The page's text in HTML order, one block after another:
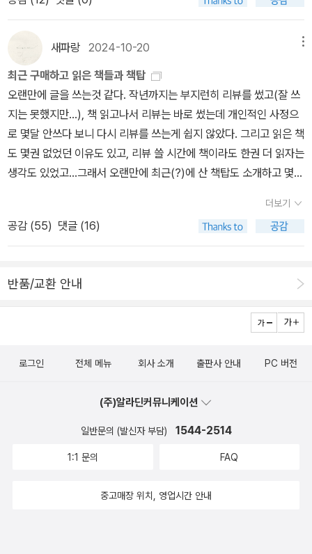
이웃들도 많이 놀라는 장면이 나온다. 설상가상으로 도난된 차량은
바퀴가 다 빠진 채 휠도 망가진 상태이고, 보험사 직원은 중요한 서류
를 잃어버리기도 당당하니 그야말로 빡치지 않을 재간이 있을까나 싶
었다. 외국에 살다보면 그렇게 억울한 일을 당했을 때 자신의 언어 실
력을 한탄하게 된다. 그 어이없는 보험사 직원이 인종차별을 한 건지,
아니면 원래 그렇게 무능력한 건지, 하루키의 영어 실력이 확실히 따
질 정도에서 조금 모자란 것인지 알 수는 없지만 그럴 때는 정말 모국
어로 성질을 부리지 못하는 게 서럽기만 하다. 내가 잘하는 모국어로
대차게 쌍욕을 퍼부어야 속이 시원할텐데 말이다. 마지막으로 여러번
가 고양이에 대한 애정이 얼마나 큰지 다시 한번 알 수 있는 계기였다.
그냥 길고양이인줄 알았던 제임스는 같은 집의 또 다른 세입자가 키
우는 고양이었고 한 동안 고타로가 보이지 않아서 걱정되었던 하루키
말에 놀라는 장면 또한 소소한 재미를 주었다. 그리고 하루키가 아주
오래전에 결혼하기 전부터 키웠던 고양이에 대한 소회는 마치 한 편
의 아주 짧은 소설 같았다. 그런 경험을 누구나 하기는 힘들 것 같다
지 생각되는 고양이와의 영험한 추억담이었다. '이렇게 작지만 확실
고 긴 시간을 인내해야 한다는 자명한 사실을 재미있고 유쾌한 에피
소드로 엮어낸 저자의 탁월함에 다시 한번 감탄하게 된다. '결국 구두
개인적인 '작지만 확실한 행복'을 찾기 위해서는 크든 작든 철저한 자
뒤에 마시는 시원한 맥주 같은 것이다. '그래, 바로 이 맛이야!' 하고 혼
이유로 1. 인구구성 : 자메이카 인구의 90%이상이 아프리카 혈통 2.
문화적 연대감 : 레게음악, 음식, 언어 등 3. 역사적 배경 : 영국 식민
지로 아프리카 이주 노예들에 의한 디아스포라 형성 등을 들고 있다.
나름 일리삼사가 있다는 생각이고...그리고 소생 생각에 아프리카, 자
메이카.... ~이카로 끝나는 단어의 유사성도 착각에 일조한 것이 아닌
가 생각했는데...... 아메리카도 ~이카로 끝나네......무슨 변명이 필요
하겠나 무관심과 무식이 죄라......
시도 만나보자. 이 책 기억해두자. 필립 카를 찾아보니 안나온다.
어쩔 수 없이 패스. 예를 들면 꾹 참고 격렬하게 운동을 한 뒤에 마시
는 차갑게 얼린 맥주 한 잔 같은 것이다. '그래, 바로 이 맛이야!' 하고
혼자 눈을 감고 자기도 모르는 새 중얼거리는 것 같은 즐거움, 그건 누
가 머래도 '작지만 확실한 행복'의 참된 맛이다. 그리고 그러한 '작지
만 확실한 행복' 이 없는 인생은 메마른 사막에 지나지 않는다고 나는
생각한다. -p123 작지만 확실한 행복을 맛보려면 꾹 참고 격렬하게
운동을 하는 것이 필요하다. 결핍, 고통이 있어야 행복도 있다. 새해에
반드시 기억할 것. 마이클 길모어의 소설 <내 심장을 향해 쏴라>는
하루키가 번역한 책이고 추천하는 책이기도 하다. 예전부터 읽고 싶
다고 생각했는데 700p의 두께 때문에 매번 미뤘던 거 같다. 올 해에
는 꼭 읽어야겠다. 근데 올 해 꼭 읽어야할 책이 왜 이렇게 많지? 목록
식남녀>와 <후프 드림스> 모두 기대가 된다. <올 아이 워너두> 세
명확하게 법칙화될 수 있다' 는 것도 '무라카미. 피터의 법칙' 중 하나
다. -p178 '기울지 않는 보름달이 없듯이 트러블 없는 생활도 없다
(무라카미. 피터의 법칙).' 왜 피터의 법칙이란 이름이 붙었는지는 모
<선더볼트>도 보고 싶다.
새파랑 2024-10-20
최근 구매하고 읽은 책들과 책탑
오랜만에 글을 쓰는것 같다. 작년까지는 부지런히 리뷰를 썼고(잘 쓰
지는 못했지만...), 책 읽고나서 리뷰는 바로 썼는데 개인적인 사정으
로 몇달 안쓰다 보니 다시 리뷰를 쓰는게 쉽지 않았다. 그리고 읽은 책
도 몇권 없었던 이유도 있고, 리뷰 쓸 시간에 책이라도 한권 더 읽자는
생각도 있었고...그래서 오랜만에 최근(?)에 산 책탑도 소개하고 몇권
지만 일단 없는 책들은 생략하고...1. <청춘> 아쿠타가와 류노스케,
다자이 오사무 (읽은책) <라쇼몬>과 <인간실격>만 있는건 아니다.
두 사람이 왜 일본문학에서 중요한 위치에 있는지 잘 느낄수 있게 해
수록된 작품들은 다 어둡다. 작품들이 모두 젊은시절의 고뇌를 잘 묘
작품들이 좋았다. 예전에 대부분 읽었던 작품들이지만 이렇게 모아놓
구매하는 녹색광선 출판사의 최근 출판작. 이 책에 수록된 단편 역시
좋았다. 단편의 황제는 역시 체호프라고 생각한다.3. <폭풍의 계절>
페르난다 멜쵸르 (읽은책) 21세기의 위대한 소설 Top100 인가에 언
시코 소설인데, 너무 쎄고 음침해서 읽는 내내 힘들었다. 저런 곳에서
삶이라는 느낌? 색다른 경험이었지만 두번은 하고싶지 않다.4. <쓰
더보기
공감 (55) 댓글 (16)
반품/교환 안내
로그인 전체 메뉴 회사 소개 출판사 안내 PC 버전
(주)알라딘커뮤니케이션
일반문의 (발신자 부담) 1544-2514
1:1 문의 FAQ
중고매장 위치, 영업시간 안내